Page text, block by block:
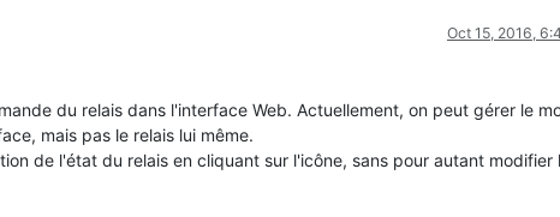
Oct 15, 2016,
du relais dans l'interface Web. Actuellement, on peut gérer le
mais pas le relais lui même.
de l'état du relais en cliquant sur l'icône, sans pour autant modifier